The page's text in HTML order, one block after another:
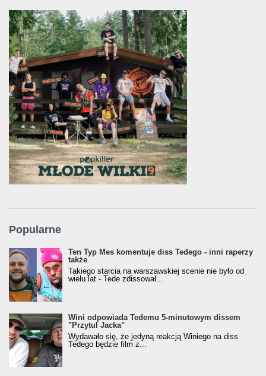
Popularne
Ten Typ Mes komentuje diss Tedego - inni raperzy
także
Takiego starcia na warszawskiej scenie nie było od
wielu lat - Tede zdissował...
Wini odpowiada Tedemu 5-minutowym dissem
"Przytul Jacka"
Wydawało się, że jedyną reakcją Winiego na diss
Tedego będzie film z...